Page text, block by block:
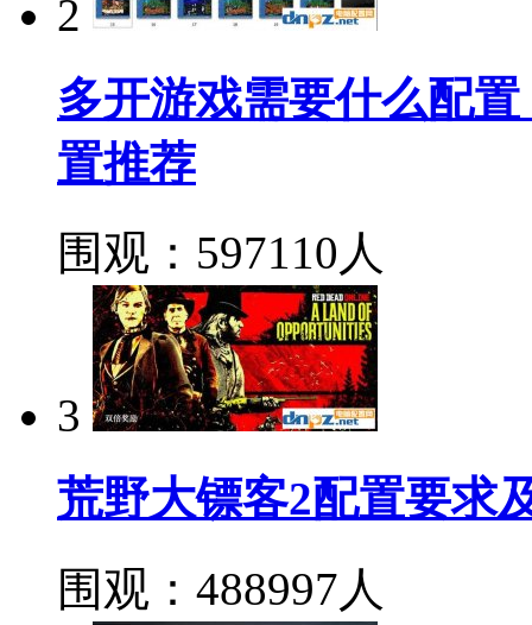
2
多开游戏需要什么配
置推荐
围观：597110人
3
荒野大镖客2配置要求
围观：488997人